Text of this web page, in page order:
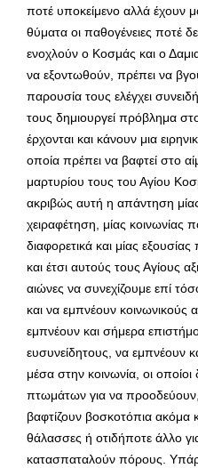
ποτέ υποκείμενο αλλά έχουν
θύματα οι παθογένειες ποτέ
ενοχλούν ο Κοσμάς και ο
να εξοντωθούν, πρέπει να
παρουσία τους ελέγχει
τους δημιουργεί πρόβλημα
έρχονται και κάνουν μια
οποία πρέπει να βαφτεί στο
μαρτυρίου τους του Αγίου
ακριβώς αυτή η απάντηση
χειραφέτηση, μίας κοινωνίας
διαφορετικά και μίας
και έτσι αυτούς τους Αγίους
αιώνες να συνεχίζουμε επί
και να εμπνέουν
εμπνέουν και σήμερα
ευσυνείδητους, να εμπνέουν
μέσα στην κοινωνία, οι
πτωμάτων για να προοδεύουν,
βαφτίζουν βοσκοτόπια ακόμα
θάλασσες ή οτιδήποτε άλλο
κατασπαταλούν πόρους.